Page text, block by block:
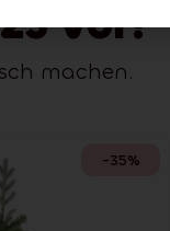
vor!
machen.
-35%